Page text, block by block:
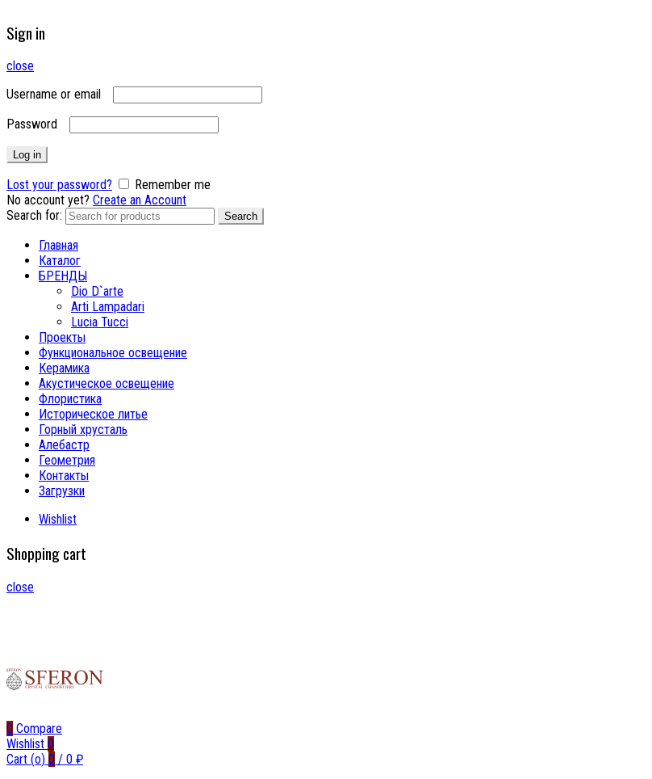
Sign in
close
Username or email
Password
Log in
Lost your password?
Remember me
No account yet? Create an Account
Search for:
Search
Главная
Каталог
БРЕНДЫ
Dio D`arte
Arti Lampadari
Lucia Tucci
Проекты
Функциональное освещение
Керамика
Акустическое освещение
Флористика
Историческое литье
Горный хрусталь
Алебастр
Геометрия
Контакты
Загрузки
Wishlist
Shopping cart
close
0 Compare
Wishlist 0
Cart (o) 0 / 0 ₽